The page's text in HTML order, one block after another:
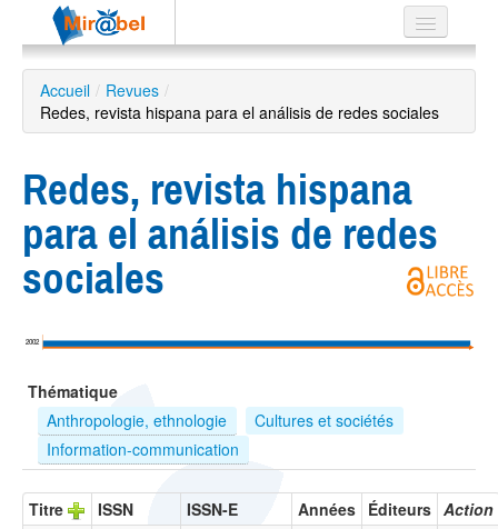
Le réseau
Soutien
Recherche
avancée
ES
?
Accueil / Revues /
Redes, revista hispana para el análisis de redes sociales
Redes, revista hispana
para el análisis de redes
sociales
2002
Thématique
Anthropologie, ethnologie
Cultures et sociétés
Information-communication
Titre ISSN ISSN-E Années Éditeurs Action